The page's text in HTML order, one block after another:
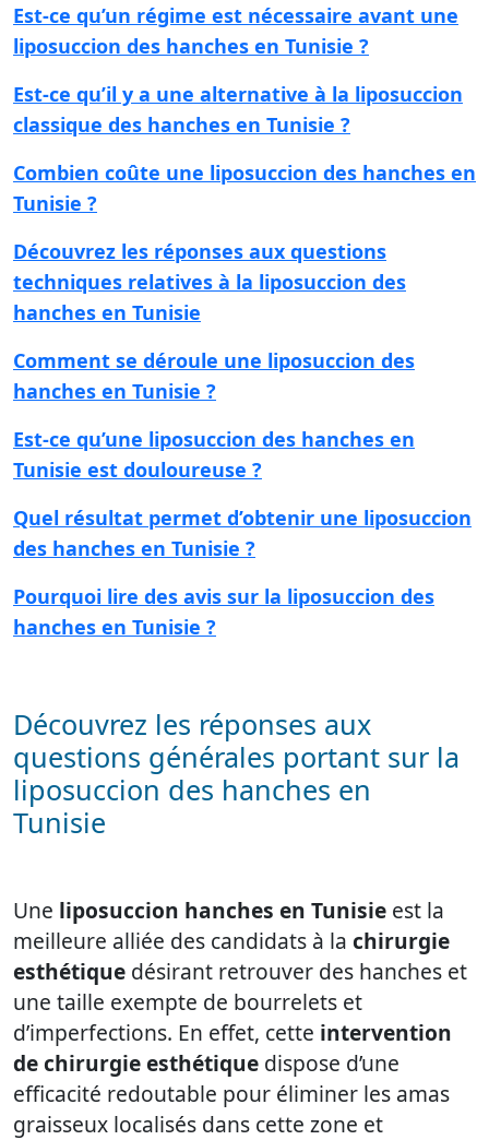
Est-ce qu’un régime est nécessaire avant une
liposuccion des hanches en Tunisie ?
Est-ce qu’il y a une alternative à la liposuccion
classique des hanches en Tunisie ?
Combien coûte une liposuccion des hanches en
Tunisie ?
Découvrez les réponses aux questions
techniques relatives à la liposuccion des
hanches en Tunisie
Comment se déroule une liposuccion des
hanches en Tunisie ?
Est-ce qu’une liposuccion des hanches en
Tunisie est douloureuse ?
Quel résultat permet d’obtenir une liposuccion
des hanches en Tunisie ?
Pourquoi lire des avis sur la liposuccion des
hanches en Tunisie ?
Découvrez les réponses aux
questions générales portant sur la
liposuccion des hanches en
Tunisie
Une liposuccion hanches en Tunisie est la
meilleure alliée des candidats à la chirurgie
esthétique désirant retrouver des hanches et
une taille exempte de bourrelets et
d’imperfections. En effet, cette intervention
de chirurgie esthétique dispose d’une
efficacité redoutable pour éliminer les amas
graisseux localisés dans cette zone et